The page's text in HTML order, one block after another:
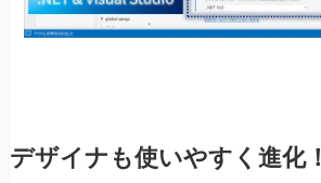
デザイナも使いやすく進化！